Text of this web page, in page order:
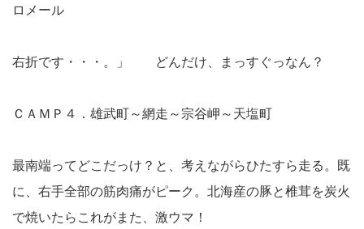
ロメール
右折です・・・。」 どんだけ、まっすぐっなん？
ＣＡＭＰ４．雄武町～網走～宗谷岬～天塩町
最南端ってどこだっけ？と、考えながらひたすら走る。既
に、右手全部の筋肉痛がピーク。北海産の豚と椎茸を炭火
で焼いたらこれがまた、激ウマ！